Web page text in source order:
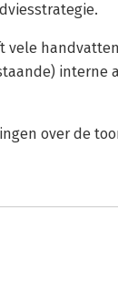
vele
interne
over de